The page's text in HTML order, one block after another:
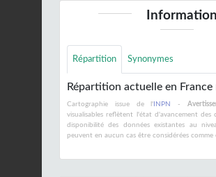
Répartition Synonymes
Répartition actuelle en
Cartographie issue de l' INPN -
visualisables reflètent l'état d'avancement des
disponibilité des données existantes au
peuvent en aucun cas être considérées comme